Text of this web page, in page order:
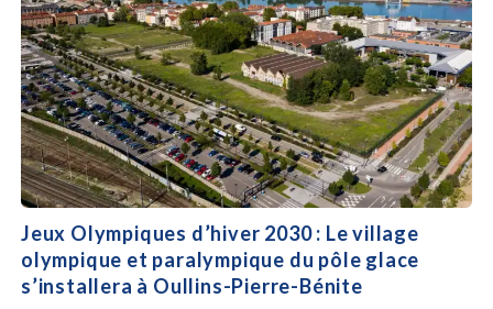
Jeux Olympiques d’hiver 2030 : Le village
olympique et paralympique du pôle glace
s’installera à Oullins-Pierre-Bénite